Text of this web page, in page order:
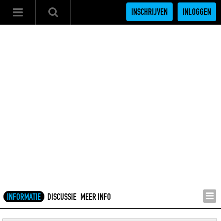
INSCHRIJVEN INLOGGEN
INFORMATIE DISCUSSIE MEER INFO